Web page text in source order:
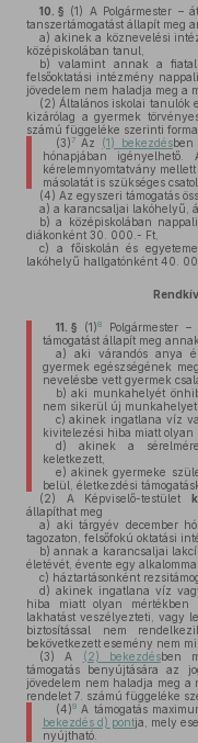
10. § (1) A Polgármester –
tanszertámogatást állapít meg
a) akinek a köznevelési
középiskolában tanul,
b) valamint annak a
felsőoktatási intézmény
jövedelem nem haladja meg a
(2) Általános iskolai tanulók
kizárólag a gyermek
számú függeléke szerinti
(3)7Az (1) bekezdésben
hónapjában
kérelemnyomtatvány
másolatát is szükséges
(4) Az egyszeri támogatás
a) a karancsaljai lakóhelyű,
b) a középiskolában
diákonként 30. 000.- Ft,
c) a főiskolán és
lakóhelyű hallgatónként 40.
11. § (1)8
Polgármester
támogatást állapít meg
a) aki várandós anya
gyermek egészségének
nevelésbe vett gyermek
b) aki munkahelyét
nem sikerül új munkahelyet
c) akinek ingatlana víz
kivitelezési hiba miatt olyan
d) akinek a
keletkezett,
e) akinek gyermeke
belül, életkezdési
(2) A Képviselő-testület
állapíthat meg
a) aki tárgyév december
tagozaton, felsőfokú oktatási
b) annak a karancsaljai
életévét, évente egy
c) háztartásonként
d) akinek ingatlana víz
hiba miatt olyan mértékben
lakhatást veszélyezteti, vagy
biztosítással nem
bekövetkezett esemény nem
(3) A (2) bekezdésben
támogatás benyújtására az
jövedelem nem haladja meg a
rendelet 7. számú függeléke
(4)9A támogatás
bekezdés d) pontja, mely
nyújtható.